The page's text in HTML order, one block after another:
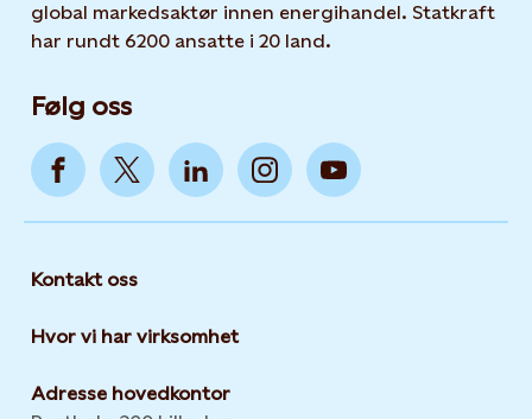
global markedsaktør innen energihandel. Statkraft
har rundt 6200 ansatte i 20 land.
Følg oss
Kontakt oss
Hvor vi har virksomhet
Adresse hovedkontor